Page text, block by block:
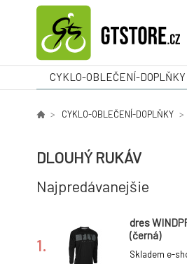
CYKLO-OBLEČENÍ-DOPLŇKY
CYKLO-OBLEČENÍ-DOPLŇKY
DLOUHÝ RUKÁV
Najpredávanejšie
1.
dres
(černá)
Skladem e-